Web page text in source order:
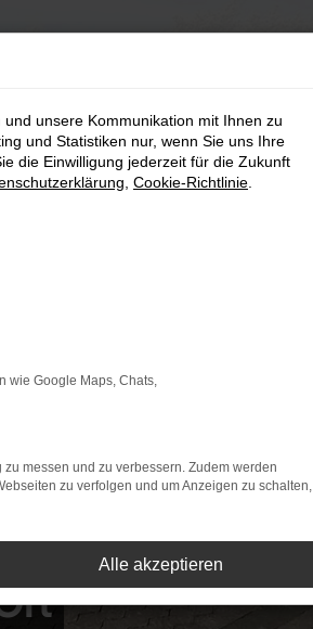
unsere Kommunikation mit Ihnen zu
und Statistiken nur, wenn Sie uns Ihre
die Einwilligung jederzeit für die Zukunft
Cookie-Richtlinie
wie Google Maps, Chats,
messen und zu verbessern. Zudem werden
zu verfolgen und um Anzeigen zu schalten,
Alle akzeptieren